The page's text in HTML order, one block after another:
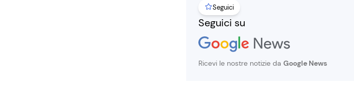
Seguici
Seguici su
Ricevi le nostre notizie da Google News